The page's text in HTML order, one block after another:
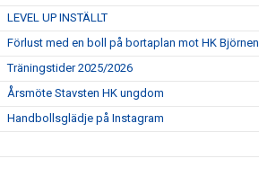
LEVEL UP INSTÄLLT
Förlust med en boll på bortaplan mot HK Björnen
Träningstider 2025/2026
Årsmöte Stavsten HK ungdom
Handbollsglädje på Instagram